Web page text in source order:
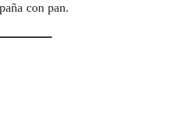
con pan.